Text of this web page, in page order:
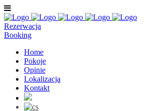
Rezerwacja
Booking
Home
Pokoje
Opinie
Lokalizacja
Kontakt